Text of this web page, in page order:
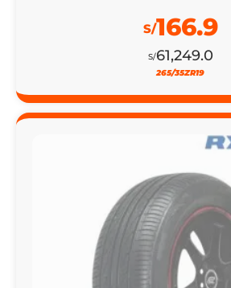
S/61,249.0
S/166.9
265/35ZR19